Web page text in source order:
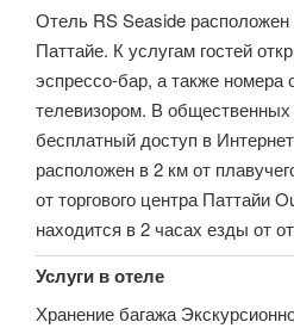
Отель RS Seaside
Паттайе. К услугам гостей
эспрессо-бар, а также номера
телевизором. В общественных
бесплатный доступ в
расположен в 2 км от
от торгового центра Паттайи
находится в 2 часах езды от
Услуги в отеле
Хранение багажа